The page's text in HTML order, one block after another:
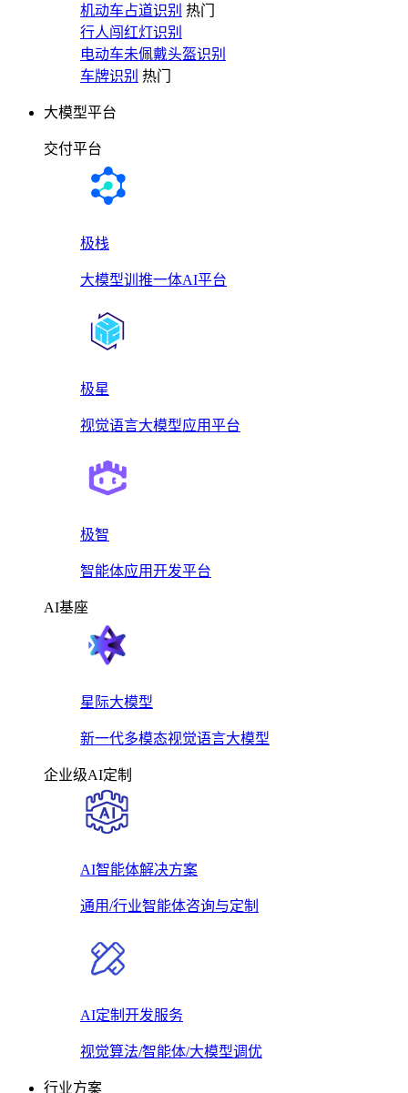
机动车占道识别 热门
行人闯红灯识别
电动车未佩戴头盔识别
车牌识别 热门
大模型平台
交付平台
极栈
大模型训推一体AI平台
极星
视觉语言大模型应用平台
极智
智能体应用开发平台
AI基座
星际大模型
新一代多模态视觉语言大模型
企业级AI定制
AI智能体解决方案
通用/行业智能体咨询与定制
AI定制开发服务
视觉算法/智能体/大模型调优
行业方案